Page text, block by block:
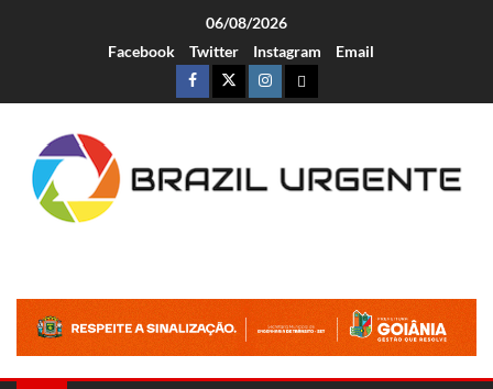
06/08/2026
Facebook
Twitter Instagram Email